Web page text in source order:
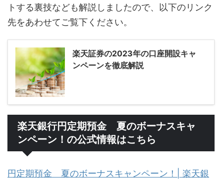
トする裏技なども解説しましたので、以下のリンク
先をあわせてご覧下ください。
楽天証券の2023年の口座開設キャ
ンペーンを徹底解説
楽天銀行円定期預金 夏のボーナスキャ
ンペーン！の公式情報はこちら
円定期預金 夏のボーナスキャンペーン！| 楽天銀